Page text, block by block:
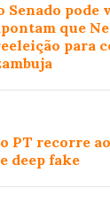
Senado pode
que
para
PT recorre
deep fake